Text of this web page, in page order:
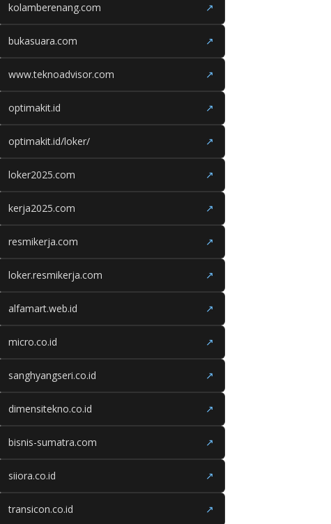
kolamberenang.com ↗
bukasuara.com ↗
www.teknoadvisor.com ↗
optimakit.id ↗
optimakit.id/loker/ ↗
loker2025.com ↗
kerja2025.com ↗
resmikerja.com ↗
loker.resmikerja.com ↗
alfamart.web.id ↗
micro.co.id ↗
sanghyangseri.co.id ↗
dimensitekno.co.id ↗
bisnis-sumatra.com ↗
siiora.co.id ↗
transicon.co.id ↗